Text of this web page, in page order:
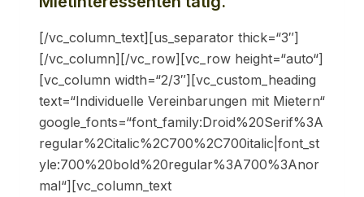
[/vc_column_text][us_separator thick=“3″]
[/vc_column][/vc_row][vc_row height=“auto“]
[vc_column width=“2/3″][vc_custom_heading
text=“Individuelle Vereinbarungen mit Mietern“
google_fonts=“font_family:Droid%20Serif%3A
regular%2Citalic%2C700%2C700italic|font_st
yle:700%20bold%20regular%3A700%3Anor
mal“][vc_column_text